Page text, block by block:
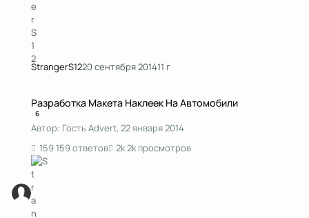
StrangerS1220 сентября 201411 г
Разработка Макета Наклеек На Автомобили
6
Автор: Гость Advert, 22 января 2014
159 ответов
2k просмотров